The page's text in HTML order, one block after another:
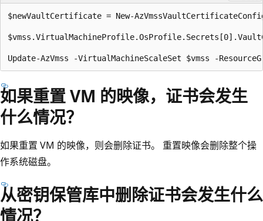
$newVaultCertificate = New-
如果重置 VM 的映像，证书会发生
什么情况？
如果重置 VM 的映像，则会删除证书。 重置映像会删除整个操
作系统磁盘。
从密钥保管库中删除证书会发生什么
情况？